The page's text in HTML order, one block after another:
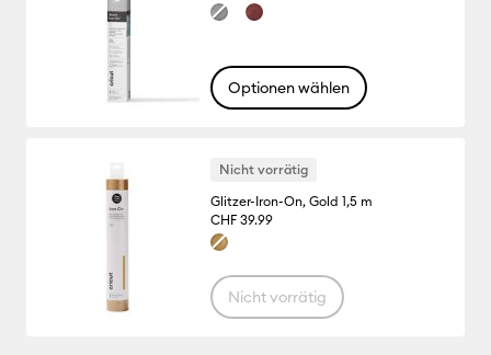
Optionen wählen
Nicht vorrätig
Glitzer-Iron-On, Gold 1,5 m
CHF 39.99
Nicht vorrätig